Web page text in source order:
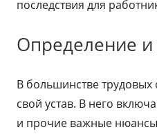
последствия для
Определение
В большинстве трудовых
свой устав. В него
и прочие важные